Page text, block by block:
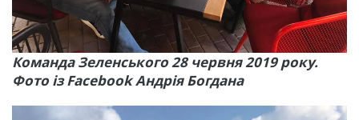
Команда Зеленського 28 червня 2019 року.
Фото із Facebook Андрія Богдана